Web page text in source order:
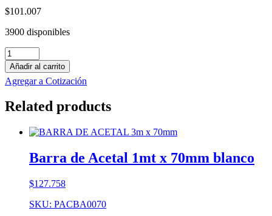
$101.007
3900 disponibles
Barra
de
PVC
1mt
80mm
cantidad
Añadir al carrito
Agregar a Cotización
Related products
Barra de Acetal 1mt x 70mm blanco
$127.758
SKU: PACBA0070